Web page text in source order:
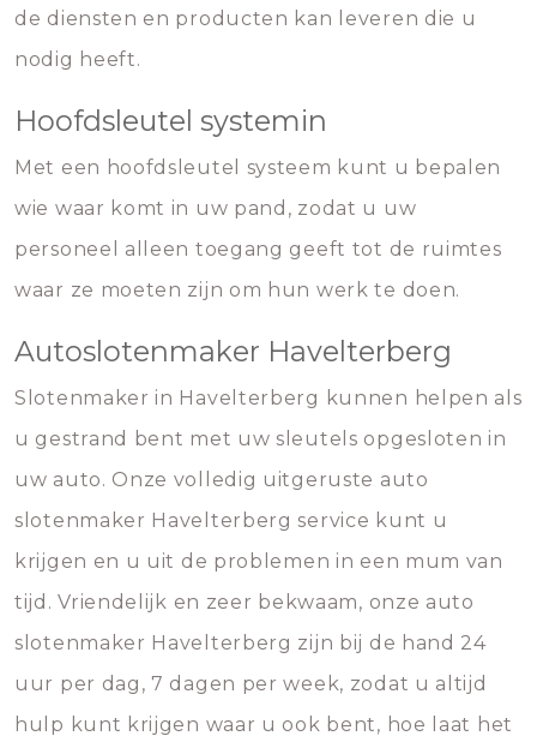
de diensten en producten kan leveren die u
nodig heeft.
Hoofdsleutel systemin
Met een hoofdsleutel systeem kunt u bepalen
wie waar komt in uw pand, zodat u uw
personeel alleen toegang geeft tot de ruimtes
waar ze moeten zijn om hun werk te doen.
Autoslotenmaker Havelterberg
Slotenmaker in Havelterberg kunnen helpen als
u gestrand bent met uw sleutels opgesloten in
uw auto. Onze volledig uitgeruste auto
slotenmaker Havelterberg service kunt u
krijgen en u uit de problemen in een mum van
tijd. Vriendelijk en zeer bekwaam, onze auto
slotenmaker Havelterberg zijn bij de hand 24
uur per dag, 7 dagen per week, zodat u altijd
hulp kunt krijgen waar u ook bent, hoe laat het